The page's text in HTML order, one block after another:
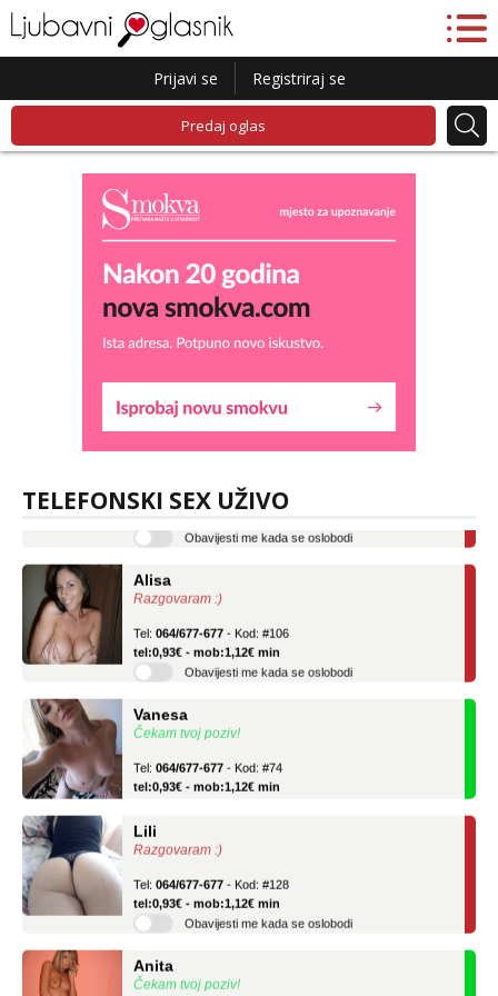
Prijavi se Registriraj se
Predaj oglas
TELEFONSKI SEX UŽIVO
Liliana
Razgovaram :)
tel:0,93€ - mob:1,12€ min
Razgovaram :)
tel:0,93€ - mob:1,12€ min
Obavijesti me kada se oslobodi
Čekam tvoj poziv!
tel:0,93€ - mob:1,12€ min
Razgovaram :)
tel:0,93€ - mob:1,12€ min
Obavijesti me kada se oslobodi
Čekam tvoj poziv!